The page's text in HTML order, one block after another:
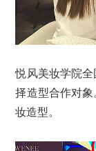
悦风美妆学院
择造型合作对
妆造型。